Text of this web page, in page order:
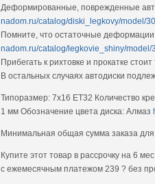
Деформированные, поврежденные
nadom.ru/catalog/diski_legkovy/model/
Помните, что остаточные
nadom.ru/catalog/legkovie_shiny/model/
Прибегать к рихтовке и прокатке
В остальных случаях автодиски
Типоразмер: 7x16 ET32 Количество
1 мм Обозначение цвета диска: Алмаз
Минимальная общая сумма заказа
Купите этот товар в рассрочку на 6 мес
с ежемесячным платежом 239 ? без